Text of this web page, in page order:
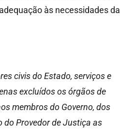
às necessidades da
civis do Estado, serviços e
excluídos os órgãos de
membros do Governo, dos
Provedor de Justiça as